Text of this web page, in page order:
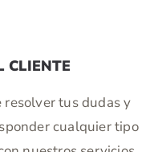
CLIENTE
resolver tus dudas y
cualquier tipo